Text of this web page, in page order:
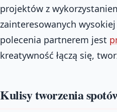
projektów z
zainteresowanych
polecenia partnerem jest
kreatywność łączą się,
Kulisy tworzenia